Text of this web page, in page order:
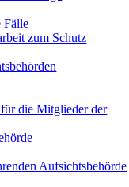
Fälle
zum Schutz
die Mitglieder der
Aufsichtsbehörde